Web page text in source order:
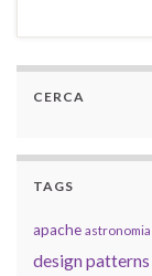
CERCA
TAGS
apache astronomia
design patterns